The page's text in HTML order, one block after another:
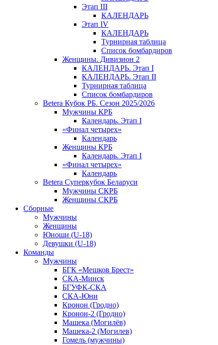
Этап III
КАЛЕНДАРЬ
Этап IV
КАЛЕНДАРЬ
Турнирная таблица
Список бомбардиров
Женщины. Дивизион 2
КАЛЕНДАРЬ. Этап I
КАЛЕНДАРЬ. Этап II
Турнирная таблица
Список бомбардиров
Betera Кубок РБ. Сезон 2025/2026
Мужчины КРБ
Календарь. Этап I
«Финал четырех»
Календарь
Женщины КРБ
Календарь. Этап I
«Финал четырех»
Календарь
Betera Суперкубок Беларуси
Мужчины СКРБ
Женщины СКРБ
Сборные
Мужчины
Женщины
Юноши (U-18)
Девушки (U-18)
Команды
Мужчины
БГК «Мешков Брест»
СКА-Минск
БГУФК-СКА
СКА-Юни
Кронон (Гродно)
Кронон-2 (Гродно)
Машека (Могилёв)
Машека-2 (Могилев)
Гомель (мужчины)